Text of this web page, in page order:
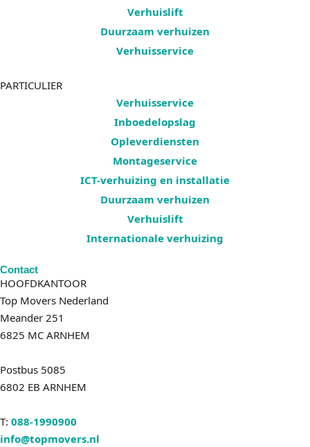
Verhuislift
Duurzaam verhuizen
Verhuisservice
PARTICULIER
Verhuisservice
Inboedelopslag
Opleverdiensten
Montageservice
ICT-verhuizing en installatie
Duurzaam verhuizen
Verhuislift
Internationale verhuizing
Contact
HOOFDKANTOOR
Top Movers Nederland
Meander 251
6825 MC ARNHEM
Postbus 5085
6802 EB ARNHEM
T: 088-1990900
info@topmovers.nl